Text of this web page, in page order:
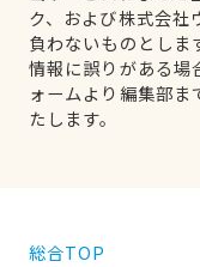
ク、および株式会社
負わないものとしま
情報に誤りがある場
ォームより編集部
たします。
総合TOP